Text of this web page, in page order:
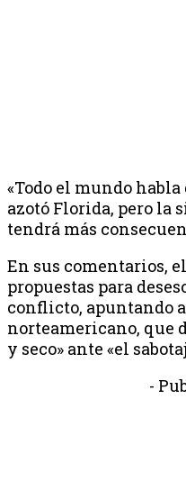
«Todo el mundo
azotó Florida, pero la
tendrá más
En sus comentarios,
propuestas para
conflicto, apuntando
norteamericano, que
y seco» ante «el
-